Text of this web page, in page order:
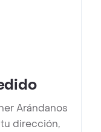
Arándanos
dirección,